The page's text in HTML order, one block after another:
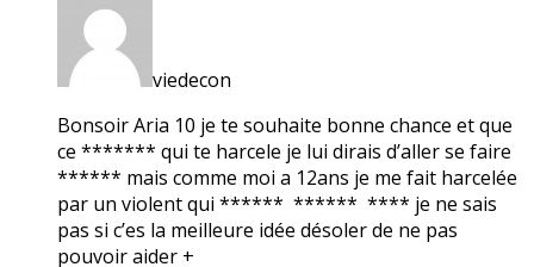
viedecon
Bonsoir Aria 10 je te souhaite bonne chance et que
ce ******* qui te harcele je lui dirais d’aller se faire
****** mais comme moi a 12ans je me fait harcelée
par un violent qui ****** ****** **** je ne sais
pas si c’es la meilleure idée désoler de ne pas
pouvoir aider +